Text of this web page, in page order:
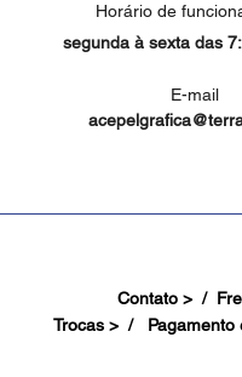
Horário de
segunda à sexta das
E-mail
Contato > /
Trocas > / Pagamento